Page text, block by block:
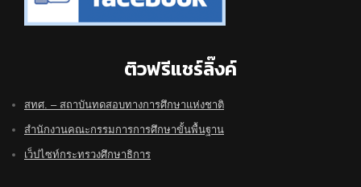
ติวฟรีแชร์ลิ๊งค์
สทศ. – สถาบันทดสอบทางการศึกษาแห่งชาติ
สำนักงานคณะกรรมการการศึกษาขั้นพื้นฐาน
เว็ปไซท์กระทรวงศึกษาธิการ